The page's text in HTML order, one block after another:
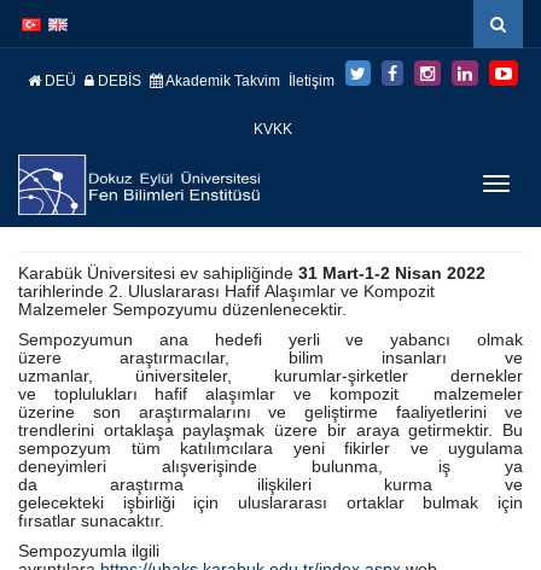
atla
atla
DEÜ DEBİS Akademik Takvim İletişim
KVKK
Karabük Üniversitesi ev sahipliğinde 31 Mart-1-2 Nisan 2022
tarihlerinde 2. Uluslararası Hafif Alaşımlar ve Kompozit
Malzemeler Sempozyumu düzenlenecektir.
Sempozyumun ana hedefi yerli ve yabancı olmak
üzere araştırmacılar, bilim insanları ve
uzmanlar, üniversiteler, kurumlar-şirketler dernekler
ve toplulukları hafif alaşımlar ve kompozit malzemeler
üzerine son araştırmalarını ve geliştirme faaliyetlerini ve
trendlerini ortaklaşa paylaşmak üzere bir araya getirmektir. Bu
sempozyum tüm katılımcılara yeni fikirler ve uygulama
deneyimleri alışverişinde bulunma, iş ya
da araştırma ilişkileri kurma ve
gelecekteki işbirliği için uluslararası ortaklar bulmak için
fırsatlar sunacaktır.
Sempozyumla ilgili